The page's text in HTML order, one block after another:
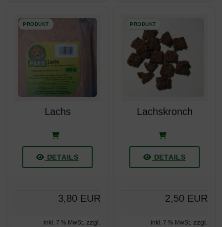
Lachs
DETAILS
3,80 EUR
inkl. 7 % MwSt. zzgl.
Lachskronch
DETAILS
2,50 EUR
inkl. 7 % MwSt. zzgl.